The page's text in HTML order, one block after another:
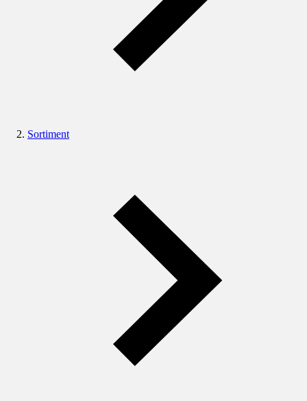
Sortiment